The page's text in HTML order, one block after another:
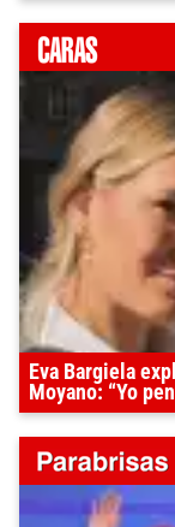
Eva Bargiela
Moyano: “Yo